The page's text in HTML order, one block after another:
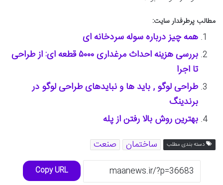
مطالب پرطرفدار سایت:
همه چیز درباره سوله سردخانه ای
بررسی هزینه احداث مرغداری ۵۰۰۰ قطعه ای: از طراحی
تا اجرا
طراحی لوگو , باید ها و نبایدهای طراحی لوگو در
برندینگ
بهترین روش بالا رفتن از پله
دسته بندی مطلب ساختمان صنعت
Copy URL